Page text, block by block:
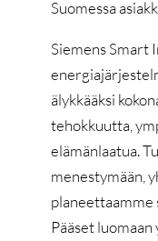
Suomessa
Siemens Smart
älykkääksi
tehokkuutta,
elämänlaatua.
menestymään,
planeettaamme
Pääset